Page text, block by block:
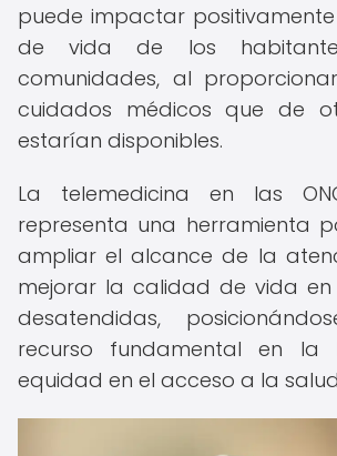
puede impactar
de vida de los
comunidades, al
cuidados médicos que de
estarían disponibles.
La telemedicina en las
representa una herramienta
ampliar el alcance de la
mejorar la calidad de vida en
desatendidas,
recurso fundamental en
equidad en el acceso a la